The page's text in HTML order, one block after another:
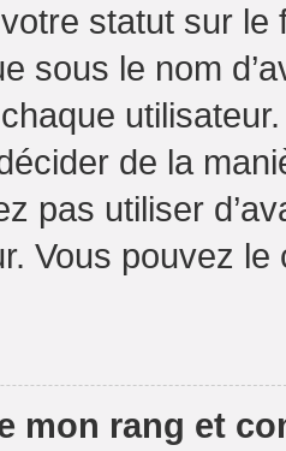
statut sur
sous le nom
utilisateur.
de la
pas utiliser
Vous pouvez
mon rang et